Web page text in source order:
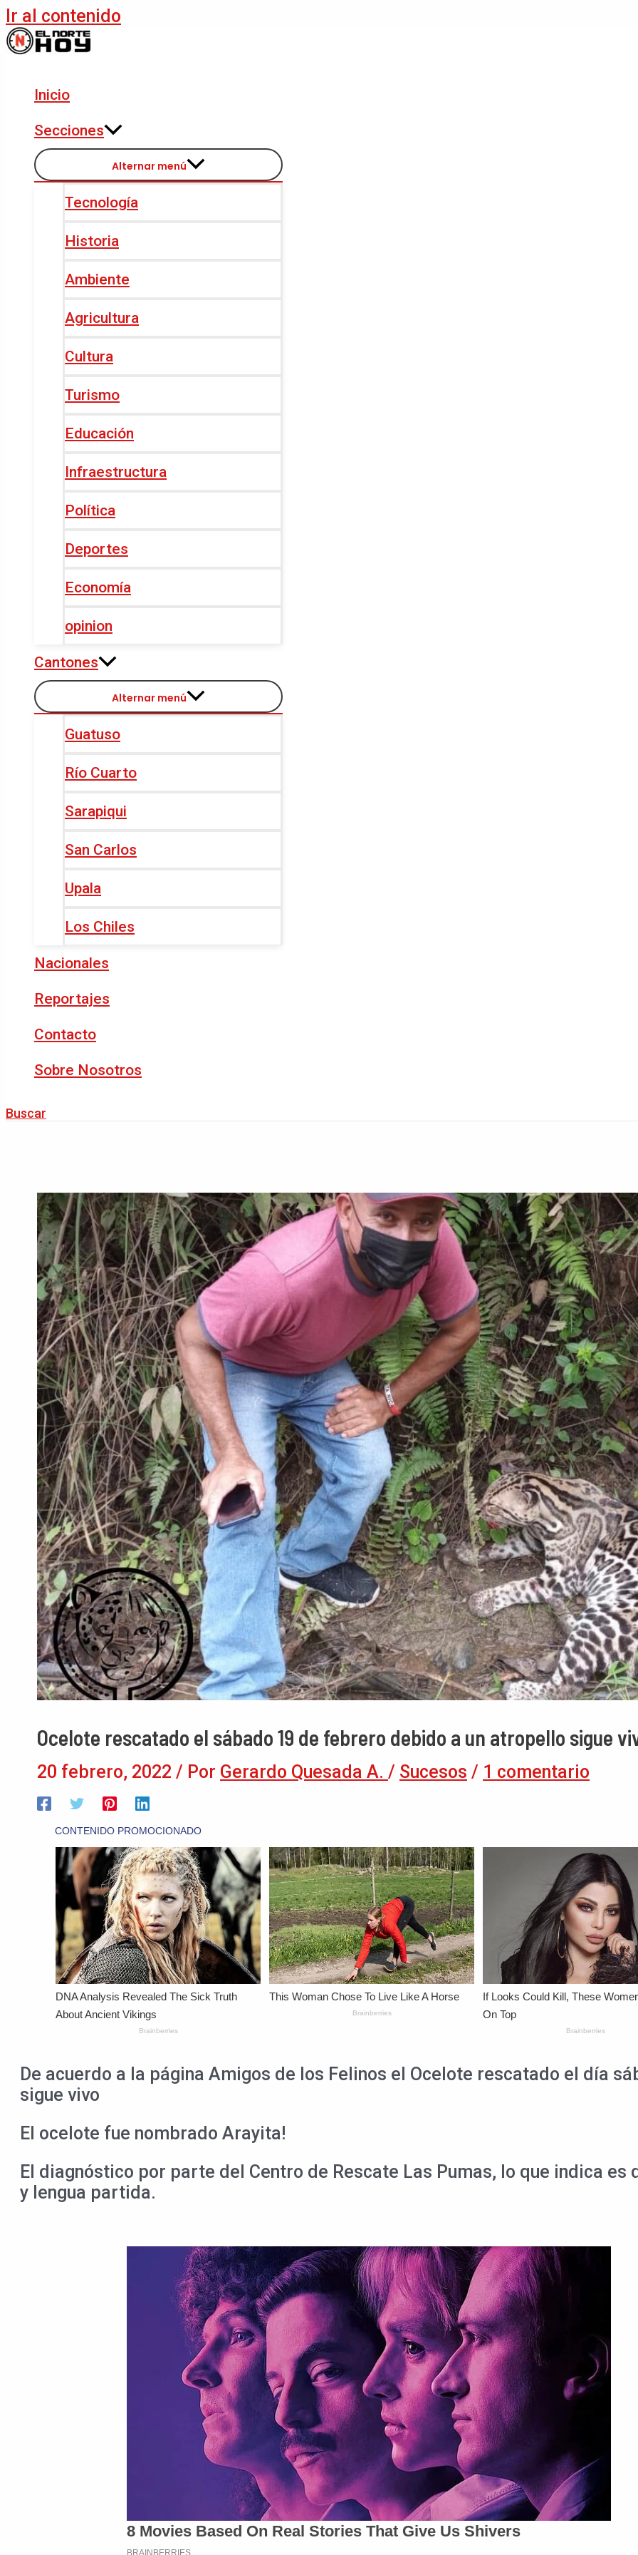
Ir al contenido
Inicio
Secciones
Alternar menú
Tecnología
Historia
Ambiente
Agricultura
Cultura
Turismo
Educación
Infraestructura
Política
Deportes
Economía
opinion
Cantones
Alternar menú
Guatuso
Río Cuarto
Sarapiqui
San Carlos
Upala
Los Chiles
Nacionales
Reportajes
Contacto
Sobre Nosotros
Buscar
Ocelote rescatado el sábado 19 de febrero debido a un atropello sigue
20 febrero, 2022 / Por Gerardo Quesada A. / Sucesos / 1 comentario
De acuerdo a la página Amigos de los Felinos el Ocelote rescatado el día
sigue vivo
El ocelote fue nombrado Arayita!
El diagnóstico por parte del Centro de Rescate Las Pumas, lo que indica
y lengua partida.